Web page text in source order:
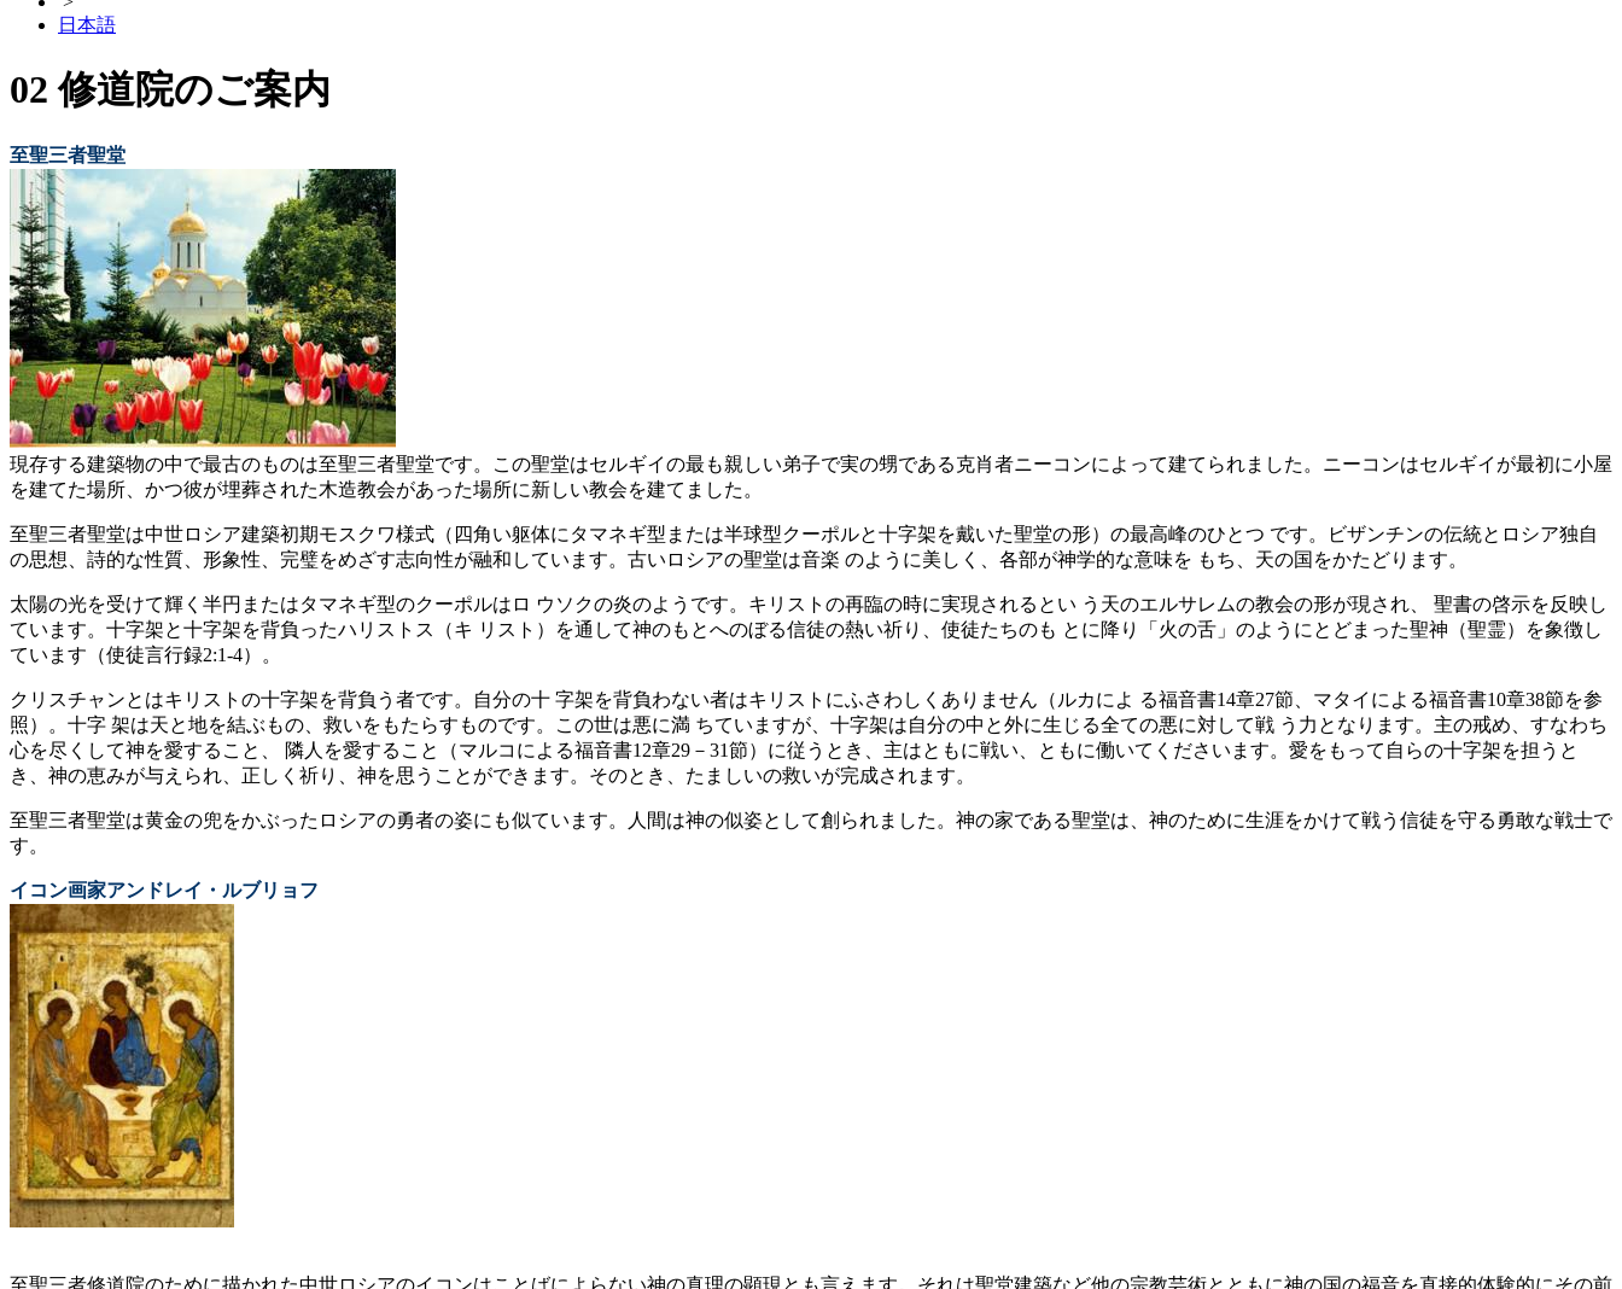
日本語
02 修道院のご案内
至聖三者聖堂
現存する建築物の中で最古のものは至聖三者聖堂です。この聖堂はセルギイの最も親しい弟子で実の甥である克肖者ニーコンによって建てられました。ニーコンはセルギイが最初に小屋
を建てた場所、かつ彼が埋葬された木造教会があった場所に新しい教会を建てました。
至聖三者聖堂は中世ロシア建築初期モスクワ様式（四角い躯体にタマネギ型または半球型クーポルと十字架を戴いた聖堂の形）の最高峰のひとつ です。ビザンチンの伝統とロシア独自
の思想、詩的な性質、形象性、完璧をめざす志向性が融和しています。古いロシアの聖堂は音楽 のように美しく、各部が神学的な意味を もち、天の国をかたどります。
太陽の光を受けて輝く半円またはタマネギ型のクーポルはロ ウソクの炎のようです。キリストの再臨の時に実現されるとい う天のエルサレムの教会の形が現され、 聖書の啓示を反映し
ています。十字架と十字架を背負ったハリストス（キ リスト）を通して神のもとへのぼる信徒の熱い祈り、使徒たちのも とに降り「火の舌」のようにとどまった聖神（聖霊）を象徴し
ています（使徒言行録2:1-4）。
クリスチャンとはキリストの十字架を背負う者です。自分の十 字架を背負わない者はキリストにふさわしくありません（ルカによ る福音書14章27節、マタイによる福音書10章38節を参
照）。十字 架は天と地を結ぶもの、救いをもたらすものです。この世は悪に満 ちていますが、十字架は自分の中と外に生じる全ての悪に対して戦 う力となります。主の戒め、すなわち
心を尽くして神を愛すること、 隣人を愛すること（マルコによる福音書12章29－31節）に従うとき、主はともに戦い、ともに働いてくださいます。愛をもって自らの十字架を担うと
き、神の恵みが与えられ、正しく祈り、神を思うことができます。そのとき、たましいの救いが完成されます。
至聖三者聖堂は黄金の兜をかぶったロシアの勇者の姿にも似ています。人間は神の似姿として創られました。神の家である聖堂は、神のために生涯をかけて戦う信徒を守る勇敢な戦士で
す。
イコン画家アンドレイ・ルブリョフ
至聖三者修道院のために描かれた中世ロシアのイコンはことばによらない神の真理の顕現とも言えます。それは聖堂建築など他の宗教芸術とともに神の国の福音を直接的体験的にその前